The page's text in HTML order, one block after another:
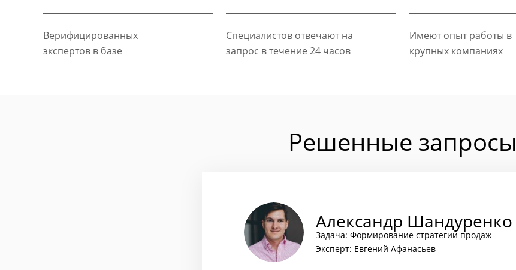
Верифицированных
экспертов в базе
Специалистов отвечают на
запрос в течение 24 часов
Имеют опыт работы в
крупных компаниях
Решенные запросы
Александр Шандуренко
Задача: Формирование стратегии продаж
Эксперт: Евгений Афанасьев